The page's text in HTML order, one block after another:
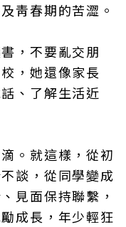
靑春期的苦澀。
，不要亂交朋
，她還像家長
、了解生活近
。就這樣，從初
談，從同學變成
見面保持聯繫，
成長，年少輕狂